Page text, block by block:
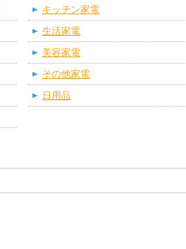
キッチン家電
生活家電
美容家電
その他家電
日用品